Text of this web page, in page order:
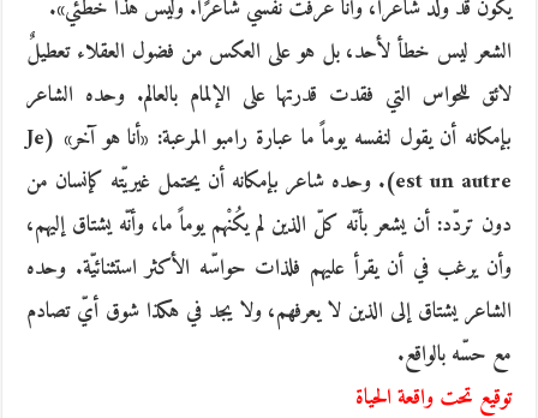
يكون قد وُلد شاعراً، وأنا عرفت نفسي شاعرًا. وليس هذا خطئي».
الشعر ليس خطأ لأحد، بل هو على العكس من فضول العقلاء تعطيلٌ
لائق للحواس التي فقدت قدرتها على الإلمام بالعالم. وحده الشاعر
بإمكانه أن يقول لنفسه يوماً ما عبارة رامبو المرعبة: «أنا هو آخر» (‏Je
est un autre)‬. ‬وحده ‬شاعر ‬بإمكانه ‬أن ‬يحتمل ‬غيريّته ‬كإنسان ‬من
‬دون ‬تردّد: ‬أن ‬يشعر ب‬أنّه ‬كلّ ‬الذين ‬لم ‬يكُنْهم ‬يوماً ‬ما، ‬وأنّه ‬يشتاق ‬إليهم،
‬وأن ‬يرغب ‬في ‬أن ‬يقرأ ‬عليهم ‬فلذات ‬حواسّه ‬الأكثر ‬استثنائيّة. ‬وحده
‬الشاعر ‬يشتاق ‬إلى ‬الذين ‬لا ‬يعرفهم، ‬ولا ‬يجد ‬في ‬هكذا ‬شوق ‬أيّ ‬تصادم
‬مع ‬حسّه ‬بالواقع.
توقيع تحت واقعة الحياة